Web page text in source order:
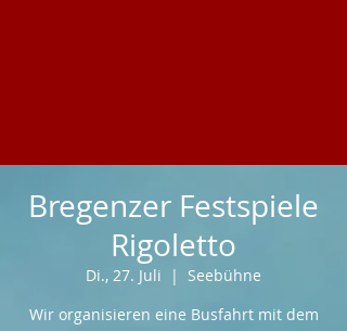
Bregenzer Festspiele
Rigoletto
Di., 27. Juli
  |
Seebühne
Wir organisieren eine Busfahrt mit dem